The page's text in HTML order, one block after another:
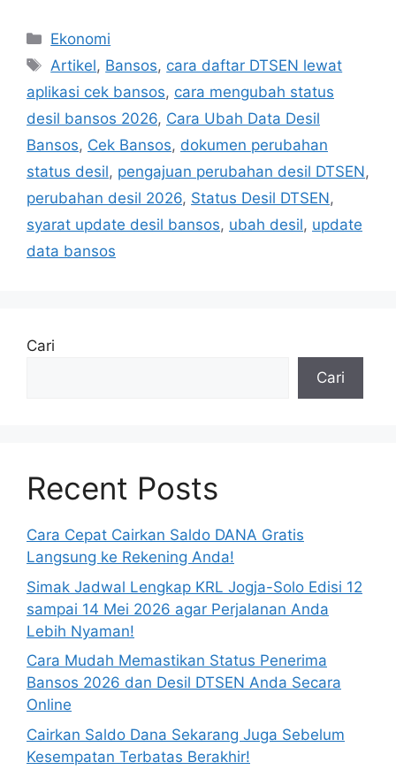
Kategori
Ekonomi
Tag
Artikel, Bansos, cara daftar DTSEN lewat
aplikasi cek bansos, cara mengubah status
desil bansos 2026, Cara Ubah Data Desil
Bansos, Cek Bansos, dokumen perubahan
status desil, pengajuan perubahan desil DTSEN,
perubahan desil 2026, Status Desil DTSEN,
syarat update desil bansos, ubah desil, update
data bansos
Cari
Cari
Recent Posts
Cara Cepat Cairkan Saldo DANA Gratis
Langsung ke Rekening Anda!
Simak Jadwal Lengkap KRL Jogja-Solo Edisi 12
sampai 14 Mei 2026 agar Perjalanan Anda
Lebih Nyaman!
Cara Mudah Memastikan Status Penerima
Bansos 2026 dan Desil DTSEN Anda Secara
Online
Cairkan Saldo Dana Sekarang Juga Sebelum
Kesempatan Terbatas Berakhir!